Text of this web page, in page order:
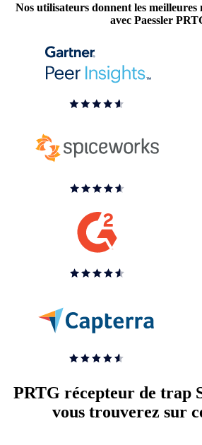
Nos utilisateurs donnent les meilleures
avec Paessler
PRTG récepteur de trap
vous trouverez sur